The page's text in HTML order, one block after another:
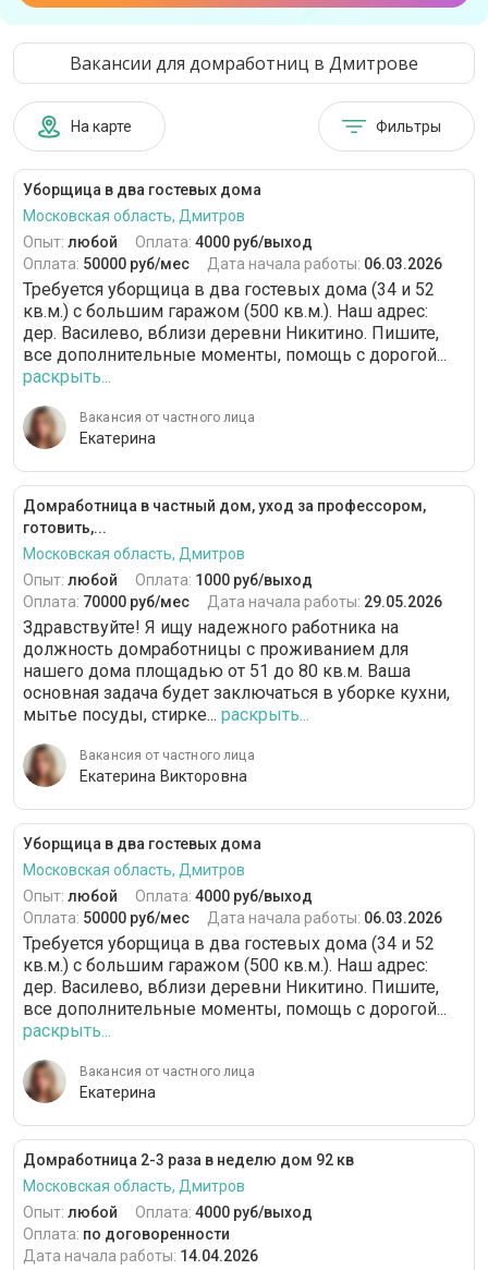
От 501 до 700 кв.м
От 701 до 900 кв.м
Уход за одеждой и обувью
Чистка ковров
Уход за мебелью
Мытье окон
Приготовление еды
Уход за цветами и растениями
Уход за домашними животными
Парогенератор
VIP-гардероб
Уход за различными поверхностями
Банкетная сервировка стола
4 часа
5 часов
6 часов
7 часов
8 часов
9 часов
10 часов
11 часов
12 часов
4 дня
5 дней
7 дней
Вакансии для домработниц в Дмитрове
На карте Фильтры
Уборщица в два гостевых дома
Московская область, Дмитров
Опыт: любой Оплата: 4000 руб/выход
Оплата: 50000 руб/мес Дата начала работы: 06.03.2026
Требуется уборщица в два гостевых дома (34 и 52
кв.м.) с большим гаражом (500 кв.м.). Наш адрес:
дер. Василево, вблизи деревни Никитино. Пишите,
все дополнительные моменты, помощь с дорогой...
раскрыть...
Вакансия от частного лица
Екатерина
Домработница в частный дом, уход за профессором,
готовить,...
Московская область, Дмитров
Опыт: любой Оплата: 1000 руб/выход
Оплата: 70000 руб/мес Дата начала работы: 29.05.2026
Здравствуйте! Я ищу надежного работника на
должность домработницы с проживанием для
нашего дома площадью от 51 до 80 кв.м. Ваша
основная задача будет заключаться в уборке кухни,
мытье посуды, стирке... раскрыть...
Вакансия от частного лица
Екатерина Викторовна
Уборщица в два гостевых дома
Московская область, Дмитров
Опыт: любой Оплата: 4000 руб/выход
Оплата: 50000 руб/мес Дата начала работы: 06.03.2026
Требуется уборщица в два гостевых дома (34 и 52
кв.м.) с большим гаражом (500 кв.м.). Наш адрес:
дер. Василево, вблизи деревни Никитино. Пишите,
все дополнительные моменты, помощь с дорогой...
раскрыть...
Вакансия от частного лица
Екатерина
Домработница 2-3 раза в неделю дом 92 кв
Московская область, Дмитров
Опыт: любой Оплата: 4000 руб/выход
Оплата: по договоренности
Дата начала работы: 14.04.2026